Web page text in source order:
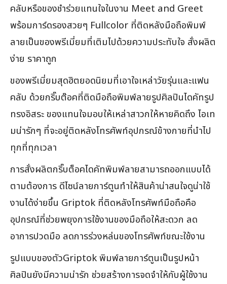
คลับหรือของชำร่วยแทนใจในงาน Meet and Greet
พร้อมการ์ดรองสวยๆ Fullcolor ที่ติดหลังมือถือพิมพ์
ลายเป็นของพรีเมี่ยมที่เติมไปด้วยความประทับใจ สั่งผลิต
ง่าย ราคาถูก
ของพรีเมี่ยมสุดฮิตยอดนิยมที่เอาใจเหล่าวัยรุ่นและแฟน
คลับ ด้วยกริ๊บต๊อคที่ติดมือถือพิมพ์ลายรูปศิลปินไดคัทรูป
ทรงอิสระ ของแทนใจมอบให้เหล่าสาวกให้หายคิดถึง ไอเท
มน่ารักๆ ที่จะอยู่ติดหลังโทรศัพท์อุปกรณ์ข้างกายที่นำไป
ทุกที่ทุกเวลา
การสั่งผลิตกริ๊บต็อคไดคัทพิมพ์ลายสามารถออกแบบได้
ตามต้องการ ดีไซน์ลายการ์ตูนทำให้สินค้าน่าสนใจดูน่าใช้
งานได้ง่ายขึ้น Griptok ที่ติดหลังโทรศัพท์มือถือคือ
อุปกรณ์ที่ช่วยพยุงการใช้งานของมือถือให้สะดวก ลด
อาการปวดมือ ลดการร่วงหล่นของโทรศัพท์ขณะใช้งาน
รูปแบบของตัวGriptok พิมพ์ลายการ์ตูนเป็นรูปหน้า
ศิลปินยังมีความน่ารัก ช่วยสร้างการจดจำให้กับผู้ใช้งาน